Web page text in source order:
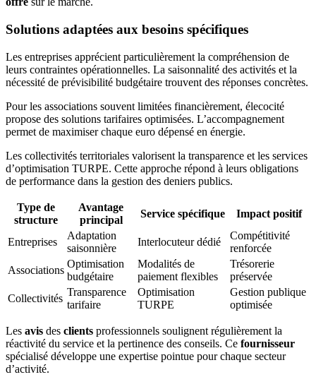
Solutions adaptées aux besoins spécifiques
Les entreprises apprécient particulièrement la compréhension de
leurs contraintes opérationnelles. La saisonnalité des activités et la
nécessité de prévisibilité budgétaire trouvent des réponses concrètes.
Pour les associations souvent limitées financièrement, élecocité
propose des solutions tarifaires optimisées. L’accompagnement
permet de maximiser chaque euro dépensé en énergie.
Les collectivités territoriales valorisent la transparence et les services
d’optimisation TURPE. Cette approche répond à leurs obligations
de performance dans la gestion des deniers publics.
Type de
structure
Avantage
principal
Service spécifique Impact positif
Entreprises
Adaptation
saisonnière
Interlocuteur dédié
Compétitivité
renforcée
Associations
Optimisation
budgétaire
Modalités de
paiement flexibles
Trésorerie
préservée
Collectivités
Transparence
tarifaire
Optimisation
TURPE
Gestion publique
optimisée
Les avis des clients professionnels soulignent régulièrement la
réactivité du service et la pertinence des conseils. Ce fournisseur
spécialisé développe une expertise pointue pour chaque secteur
d’activité.